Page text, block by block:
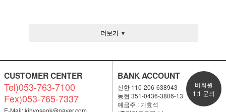
더보기 ▼
CUSTOMER CENTER
Tel)053-763-7100
Fex)053-765-7337
E-Mail:kihyoseok@naver.com
BANK ACCOUNT
신한 110-206-638943
농협 351-0436-3806-13
예금주 : 기효석
비회원
1:1 문의